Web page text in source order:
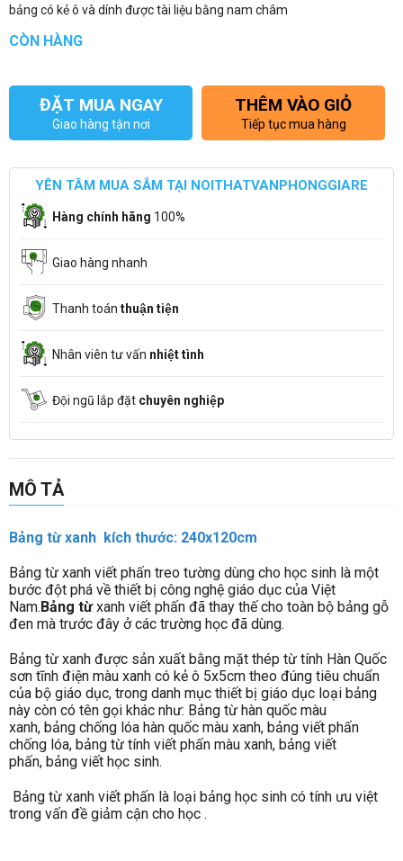
bảng có kẻ ô và dính được tài liệu bằng nam châm
CÒN HÀNG
ĐẶT MUA NGAY
Giao hàng tận nơi
THÊM VÀO GIỎ
Tiếp tục mua hàng
YÊN TÂM MUA SẮM TẠI NOITHATVANPHONGGIARE
Hàng chính hãng 100%
Giao hàng nhanh
Thanh toán thuận tiện
Nhân viên tư vấn nhiệt tình
Đội ngũ lắp đặt chuyên nghiệp
MÔ TẢ
Bảng từ xanh kích thước: 240x120cm
Bảng từ xanh viết phấn treo tường dùng cho học sinh là một
bước đột phá về thiết bị công nghệ giáo dục của Việt
Nam.Bảng từxanh viết phấn đã thay thế cho toàn bộ bảng gỗ
đen mà trước đây ở các trường học đã dùng.
Bảng từ xanh được sản xuất bằng mặt thép từ tính Hàn Quốc
sơn tĩnh điện màu xanh có kẻ ô 5x5cm theo đúng tiêu chuẩn
của bộ giáo dục, trong danh mục thiết bị giáo dục loại bảng
này còn có tên gọi khác như: Bảng từ hàn quốc màu
xanh, bảng chống lóa hàn quốc màu xanh, bảng viết phấn
chống lóa, bảng từ tính viết phấn màu xanh, bảng viết
phấn, bảng viết học sinh.
Bảng từ xanh viết phấn là loại bảng học sinh có tính ưu việt
trong vấn đề giảm cận cho học .